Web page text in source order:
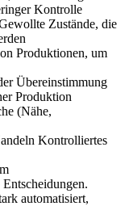
Kontrolle
Zustände, die
Produktionen, um
Übereinstimmung
Produktion
(Nähe,
Kontrolliertes
automatisiert,